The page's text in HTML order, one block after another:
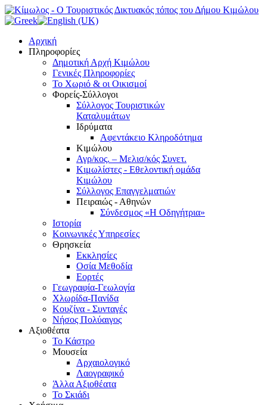
Αρχική
Πληροφορίες
Δημοτική Αρχή Κιμώλου
Γενικές Πληροφορίες
Το Xωριό & οι Οικισμοί
Φορείς-Σύλλογοι
Σύλλογος Τουριστικών
Καταλυμάτων
Ιδρύματα
Αφεντάκειο Κληροδότημα
Κιμώλου
Αγρ/κος. – Μελισ/κός Συνετ.
Κιμωλίστες - Εθελοντική ομάδα
Κιμώλου
Σύλλογος Επαγγελματιών
Πειραιώς - Αθηνών
Σύνδεσμος «Η Οδηγήτρια»
Ιστορία
Κοινωνικές Υπηρεσίες
Θρησκεία
Εκκλησίες
Οσία Μεθοδία
Εορτές
Γεωγραφία-Γεωλογία
Χλωρίδα-Πανίδα
Κουζίνα - Συνταγές
Νήσος Πολύαιγος
Αξιοθέατα
Το Κάστρο
Μουσεία
Αρχαιολογικό
Λαογραφικό
Άλλα Αξιοθέατα
Το Σκιάδι